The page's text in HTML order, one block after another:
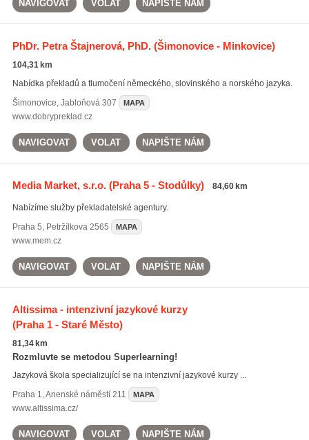
NAVIGOVAT VOLAT NAPIŠTE NÁM
PhDr. Petra Štajnerová, PhD.(Šimonovice - Minkovice)
104,31 km
Nabídka překladů a tlumočení německého, slovinského a norského jazyka.
Šimonovice, Jabloňová 307 MAPA
www.dobrypreklad.cz
NAVIGOVAT VOLAT NAPIŠTE NÁM
Media Market, s.r.o.(Praha 5 - Stodůlky) 84,60 km
Nabízíme služby překladatelské agentury.
Praha 5, Petržílkova 2565 MAPA
www.mem.cz
NAVIGOVAT VOLAT NAPIŠTE NÁM
Altissima - intenzivní jazykové kurzy
(Praha 1 - Staré Město)
81,34 km
Rozmluvte se metodou Superlearning!
Jazyková škola specializující se na intenzivní jazykové kurzy ...
Praha 1,Anenské náměstí 211 MAPA
www.altissima.cz/
NAVIGOVAT VOLAT NAPIŠTE NÁM